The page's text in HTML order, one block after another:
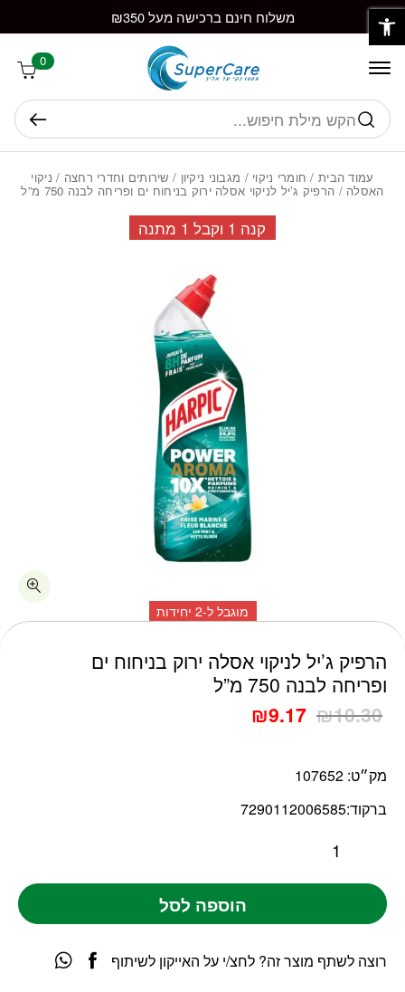
Skip to Content משלוח חינם ברכישה מעל ₪350
0
חיפוש
עמוד הבית / חומרי ניקוי / מגבוני ניקיון / שירותים וחדרי רחצה / ניקוי
האסלה / הרפיק ג’יל לניקוי אסלה ירוק בניחוח ים ופריחה לבנה 750 מ”ל
הרפיק ג’יל לניקוי אסלה ירוק בניחוח ים
ופריחה לבנה 750 מ”ל
₪10.30
₪9.17
מק״ט: 107652
ברקוד:7290112006585
כמות הרפיק ג'יל לניקוי אסלה ירוק בניחוח ים ופריחה לבנה 750 מ"ל
הוספה לסל
רוצה לשתף מוצר זה? לחצ/י על האייקון לשיתוף
קנה 1 וקבל 1 מתנה
מוגבל ל-2 יחידות
בחזרה למעלה
פתח סרגל נגישות